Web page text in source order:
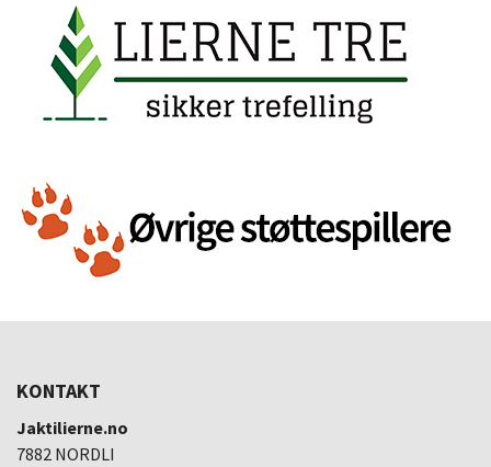
KONTAKT
Jaktilierne.no
7882 NORDLI